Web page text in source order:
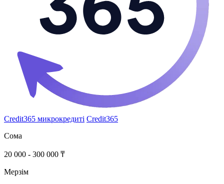
Credit365 микрокредиті Credit365
Сома
20 000 - 300 000 ₸
Мерзім